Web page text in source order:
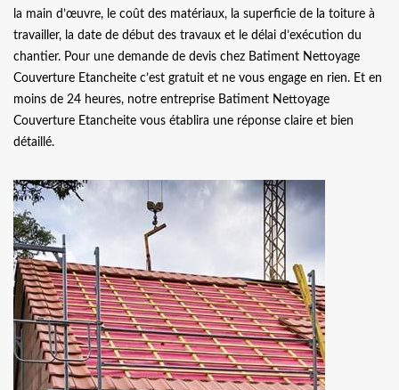
la main d’œuvre, le coût des matériaux, la superficie de la toiture à
travailler, la date de début des travaux et le délai d’exécution du
chantier. Pour une demande de devis chez Batiment Nettoyage
Couverture Etancheite c’est gratuit et ne vous engage en rien. Et en
moins de 24 heures, notre entreprise Batiment Nettoyage
Couverture Etancheite vous établira une réponse claire et bien
détaillé.